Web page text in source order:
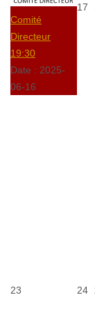
Comité
Directeur
19:30
Date : 2025-
06-16
17
23 24